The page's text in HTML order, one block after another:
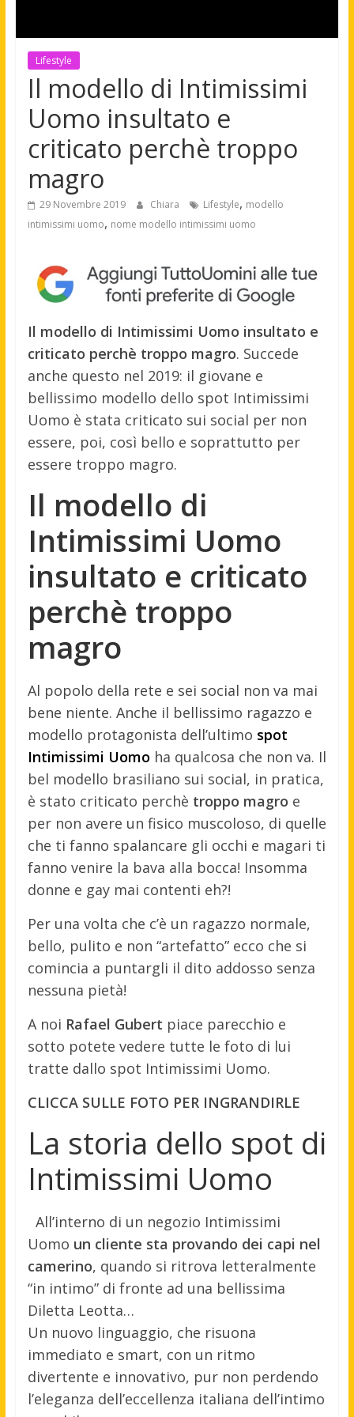
Lifestyle
Il modello di Intimissimi
Uomo insultato e
criticato perchè troppo
magro
29 Novembre 2019 Chiara Lifestyle, modello
intimissimi uomo, nome modello intimissimi uomo
Il modello di Intimissimi Uomo insultato e
criticato perchè troppo magro. Succede
anche questo nel 2019: il giovane e
bellissimo modello dello spot Intimissimi
Uomo è stata criticato sui social per non
essere, poi, così bello e soprattutto per
essere troppo magro.
Il modello di
Intimissimi Uomo
insultato e criticato
perchè troppo
magro
Al popolo della rete e sei social non va mai
bene niente. Anche il bellissimo ragazzo e
modello protagonista dell’ultimo spot
Intimissimi Uomo ha qualcosa che non va. Il
bel modello brasiliano sui social, in pratica,
è stato criticato perchè troppo magro e
per non avere un fisico muscoloso, di quelle
che ti fanno spalancare gli occhi e magari ti
fanno venire la bava alla bocca! Insomma
donne e gay mai contenti eh?!
Per una volta che c’è un ragazzo normale,
bello, pulito e non “artefatto” ecco che si
comincia a puntargli il dito addosso senza
nessuna pietà!
A noi Rafael Gubert piace parecchio e
sotto potete vedere tutte le foto di lui
tratte dallo spot Intimissimi Uomo.
CLICCA SULLE FOTO PER INGRANDIRLE
La storia dello spot di
Intimissimi Uomo
All’interno di un negozio Intimissimi
Uomo un cliente sta provando dei capi nel
camerino, quando si ritrova letteralmente
“in intimo” di fronte ad una bellissima
Diletta Leotta…
Un nuovo linguaggio, che risuona
immediato e smart, con un ritmo
divertente e innovativo, pur non perdendo
l’eleganza dell’eccellenza italiana dell’intimo